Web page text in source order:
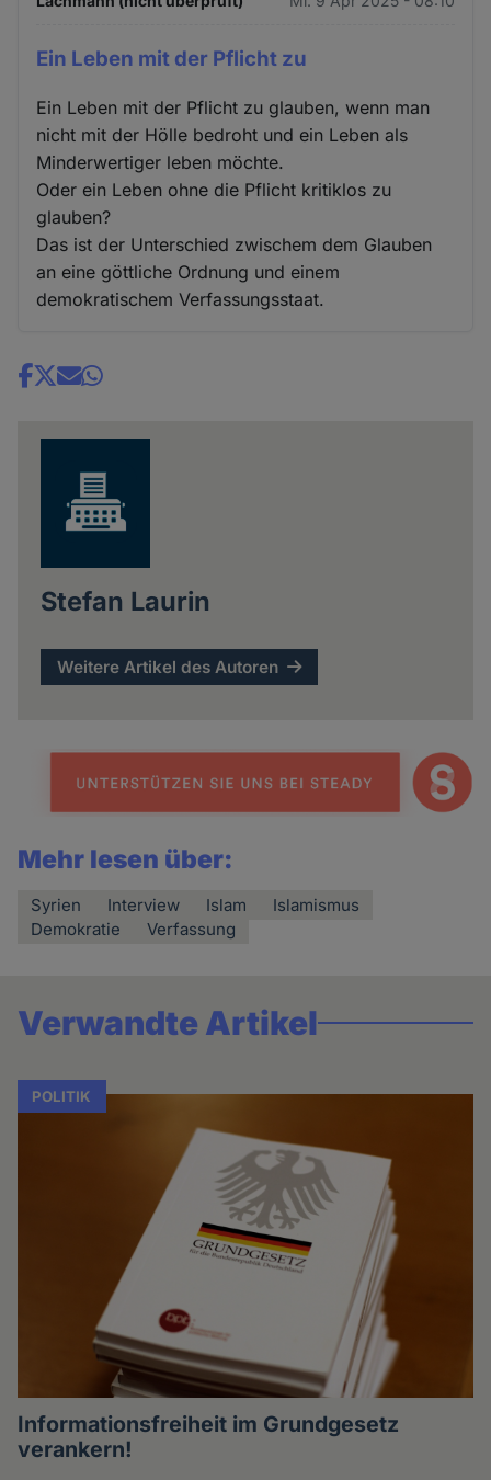
Ein Leben mit der Pflicht zu
Ein Leben mit der Pflicht zu glauben, wenn man
nicht mit der Hölle bedroht und ein Leben als
Minderwertiger leben möchte.
Oder ein Leben ohne die Pflicht kritiklos zu
glauben?
Das ist der Unterschied zwischem dem Glauben
an eine göttliche Ordnung und einem
demokratischem Verfassungsstaat.
Share
Stefan Laurin
Weitere Artikel des Autoren
Mehr lesen über:
Syrien Interview Islam
Islamismus
Demokratie
Verfassung
Verwandte Artikel
POLITIK
Informationsfreiheit im Grundgesetz
verankern!